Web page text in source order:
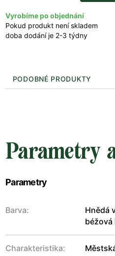
Vyrobíme po objednání
Pokud produkt není skladem
doba dodání je 2-3 týdny
PODOBNÉ PRODUKTY
Parametry
Parametry
Barva:
Hnědá
béžová
Charakteristika: